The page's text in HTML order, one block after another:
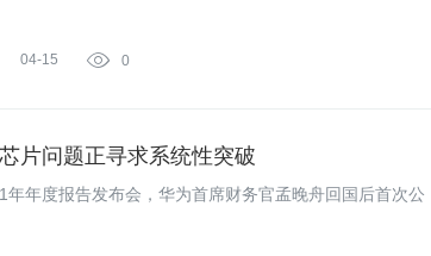
04-15  0
片问题正寻求系统性突破
年度报告发布会，华为首席财务官孟晚舟回国后首次公